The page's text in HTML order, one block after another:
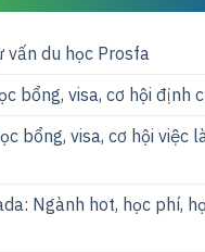
vấn du học Prosfa
bổng, visa, cơ hội định
bổng, visa, cơ hội việc
Ngành hot, học phí,